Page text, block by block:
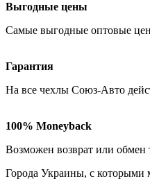
Выгодные цены
Самые выгодные оптовые
Гарантия
На все чехлы Союз-Авто
100% Moneyback
Возможен возврат или обмен
Города Украины, c которыми